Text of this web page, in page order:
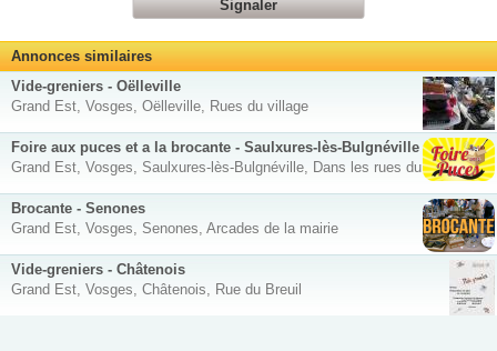
Signaler
Annonces similaires
Vide-greniers - Oëlleville
Grand Est, Vosges, Oëlleville, Rues du village
Foire aux puces et a la brocante - Saulxures-lès-Bulgnéville
Grand Est, Vosges, Saulxures-lès-Bulgnéville, Dans les rues du village
Brocante - Senones
Grand Est, Vosges, Senones, Arcades de la mairie
Vide-greniers - Châtenois
Grand Est, Vosges, Châtenois, Rue du Breuil